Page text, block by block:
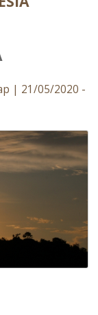
| 21/05/2020 -